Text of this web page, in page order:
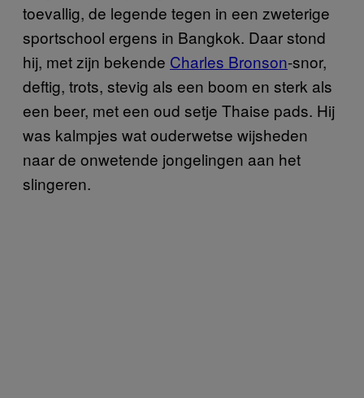
toevallig, de legende tegen in een zweterige
sportschool ergens in Bangkok. Daar stond
hij, met zijn bekende Charles Bronson-snor,
deftig, trots, stevig als een boom en sterk als
een beer, met een oud setje Thaise pads. Hij
was kalmpjes wat ouderwetse wijsheden
naar de onwetende jongelingen aan het
slingeren.